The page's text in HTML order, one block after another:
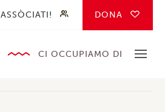
ASSÒCIATI! DONA
CI OCCUPIAMO DI